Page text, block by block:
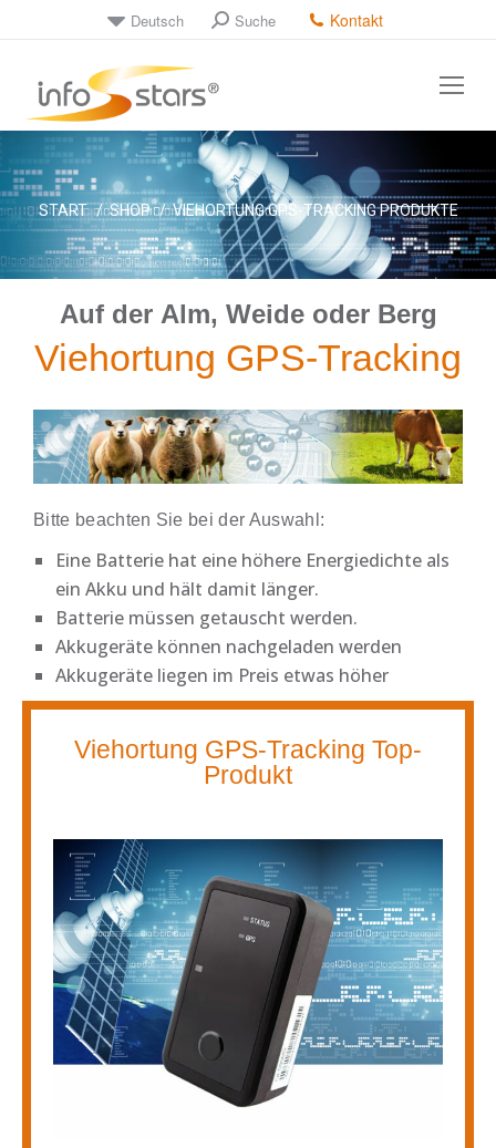
Deutsch Suche Kontakt
Sie befinden sich hier:
START SHOP VIEHORTUNG GPS-TRACKING PRODUKTE
Auf der Alm, Weide oder Berg
Viehortung GPS-Tracking
Bitte beachten Sie bei der Auswahl:
Eine Batterie hat eine höhere Energiedichte als
ein Akku und hält damit länger.
Batterie müssen getauscht werden.
Akkugeräte können nachgeladen werden
Akkugeräte liegen im Preis etwas höher
Viehortung GPS-Tracking Top-
Produkt